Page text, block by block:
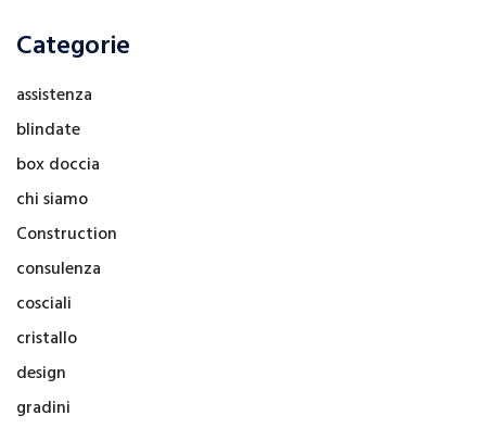
Categorie
assistenza
blindate
box doccia
chi siamo
Construction
consulenza
cosciali
cristallo
design
gradini